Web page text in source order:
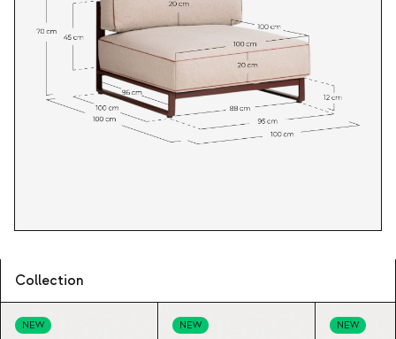
Collection
NEW NEW NEW